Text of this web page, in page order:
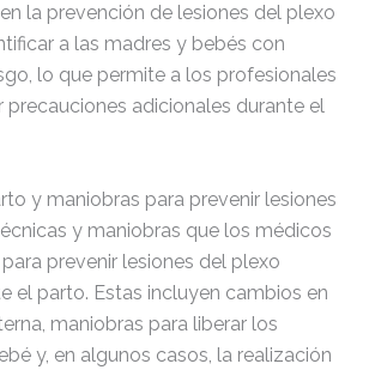
la prevención de lesiones del plexo
a las madres y bebés con
lo que permite a los profesionales
adicionales durante el
y maniobras para prevenir lesiones
y maniobras que los médicos
prevenir lesiones del plexo
el parto. Estas incluyen cambios en
maniobras para liberar los
y, en algunos casos, la realización